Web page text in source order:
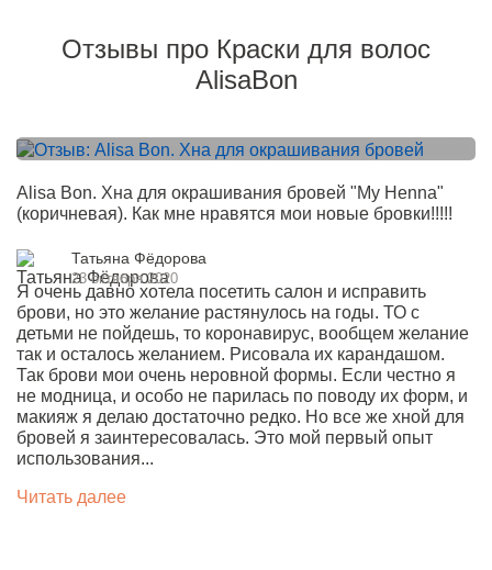
Отзывы про Краски для волос
AlisaBon
Alisa Bon. Хна для окрашивания бровей "My Henna"
(коричневая). Как мне нравятся мои новые бровки!!!!!
Татьяна Фёдорова
23 октября 2020
Я очень давно хотела посетить салон и исправить
брови, но это желание растянулось на годы. ТО с
детьми не пойдешь, то коронавирус, вообщем желание
так и осталось желанием. Рисовала их карандашом.
Так брови мои очень неровной формы. Если честно я
не модница, и особо не парилась по поводу их форм, и
макияж я делаю достаточно редко. Но все же хной для
бровей я заинтересовалась. Это мой первый опыт
использования...
Читать далее